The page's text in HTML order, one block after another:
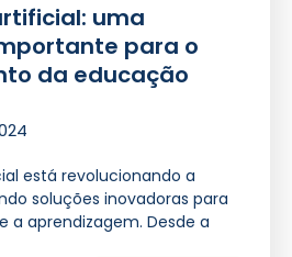
uma
para o
da educação
está revolucionando a
soluções inovadoras para
a aprendizagem. Desde a